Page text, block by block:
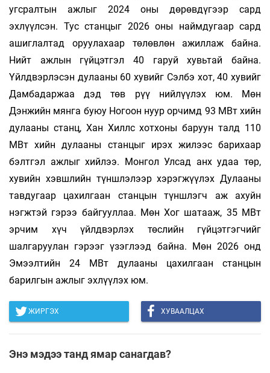
угсралтын ажлыг 2024 оны дөрөвдүгээр сард
эхлүүлсэн. Тус станцыг 2026 оны наймдугаар сард
ашиглалтад оруулахаар төлөвлөн ажиллаж байна.
Нийт ажлын гүйцэтгэл 40 гаруй хувьтай байна.
Үйлдвэрлэсэн дулааны 60 хувийг Сэлбэ хот, 40 хувийг
Дамбадаржаа дэд төв рүү нийлүүлэх юм. Мөн
Дэнжийн мянга буюу Ногоон нуур орчимд 93 МВт хийн
дулааны станц, Хан Хиллс хотхоны баруун талд 110
МВт хийн дулааны станцыг ирэх жилээс барихаар
бэлтгэл ажлыг хийлээ. Монгол Улсад анх удаа төр,
хувийн хэвшлийн түншлэлээр хэрэгжүүлэх Дулааны
тавдугаар цахилгаан станцын түншлэгч аж ахуйн
нэгжтэй гэрээ байгууллаа. Мөн Хог шатааж, 35 МВт
эрчим хүч үйлдвэрлэх төслийн гүйцэтгэгчийг
шалгаруулан гэрээг үзэглээд байна. Мөн 2026 онд
Эмээлтийн 24 МВт дулааны цахилгаан станцын
барилгын ажлыг эхлүүлэх юм.
ЖИРГЭХ ХУВААЛЦАХ
Энэ мэдээ танд ямар санагдав?